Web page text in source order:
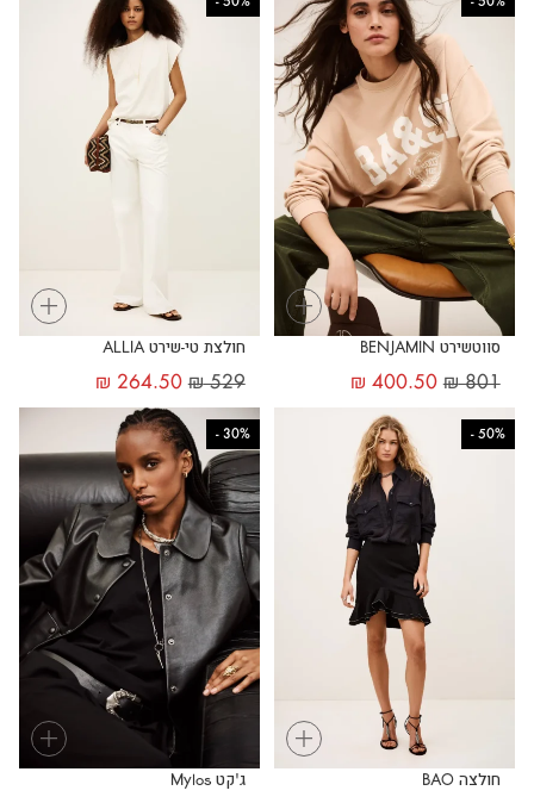
+
סווטשירט BENJAMIN
₪801
₪ 400.50
+
חולצת טי-שירט ALLIA
₪529
₪ 264.50
+
50%
-
חולצה BAO
+
30%
-
ג'קט Mylos